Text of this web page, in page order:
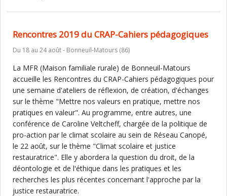
Rencontres 2019 du CRAP-Cahiers pédagogiques
Du 18 au 24 août - Bonneuil-Matours (86)
La MFR (Maison familiale rurale) de Bonneuil-Matours
accueille les Rencontres du CRAP-Cahiers pédagogiques pour
une semaine d'ateliers de réflexion, de création, d'échanges
sur le thème "Mettre nos valeurs en pratique, mettre nos
pratiques en valeur". Au programme, entre autres, une
conférence de Caroline Veltcheff, chargée de la politique de
pro-action par le climat scolaire au sein de Réseau Canopé,
le 22 août, sur le thème "Climat scolaire et justice
restauratrice". Elle y abordera la question du droit, de la
déontologie et de l'éthique dans les pratiques et les
recherches les plus récentes concernant l'approche par la
justice restauratrice.